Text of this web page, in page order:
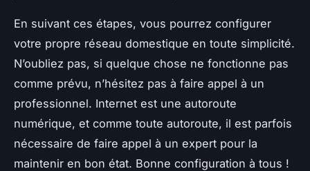
En suivant ces étapes, vous pourrez configurer
votre propre réseau domestique en toute simplicité.
N’oubliez pas, si quelque chose ne fonctionne pas
comme prévu, n’hésitez pas à faire appel à un
professionnel. Internet est une autoroute
numérique, et comme toute autoroute, il est parfois
nécessaire de faire appel à un expert pour la
maintenir en bon état. Bonne configuration à tous !